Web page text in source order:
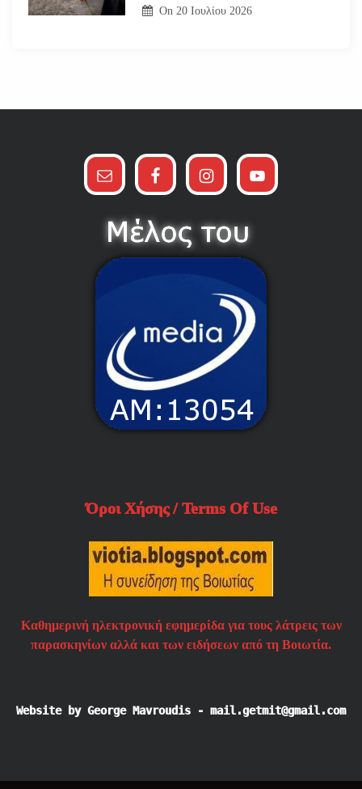
On 20 Ιουλίου 2026
Όροι Χήσης / Terms Of Use
Καθημερινή ηλεκτρονική εφημερίδα για τους λάτρεις των
παρασκηνίων αλλά και των ειδήσεων από τη Βοιωτία.
Website by George Mavroudis - mail.getmit@gmail.com